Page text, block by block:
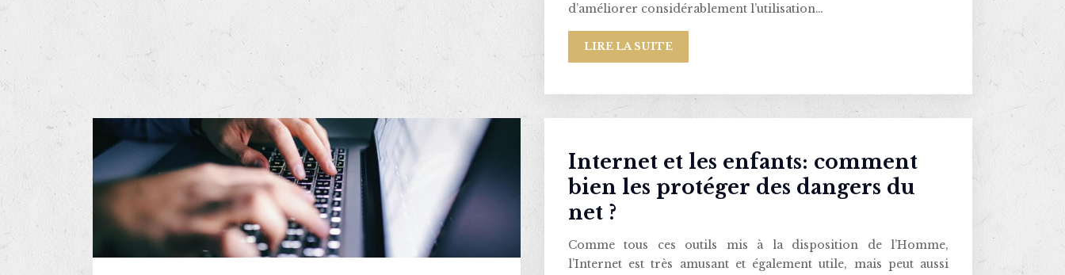
d’améliorer considérablement l’utilisation…
LIRE LA SUITE
Internet et les enfants: comment
bien les protéger des dangers du
net ?
Comme tous ces outils mis à la disposition de l’Homme,
l’Internet est très amusant et également utile, mais peut aussi